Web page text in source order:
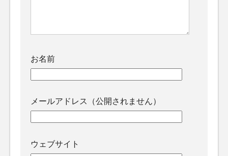
お名前
メールアドレス（公開されません）
ウェブサイト